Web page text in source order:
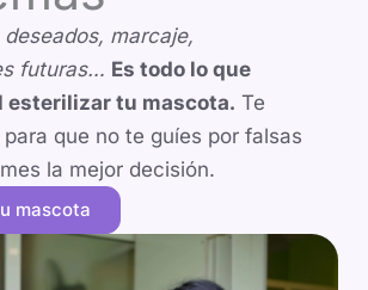
marcaje,
futuras… Es todo lo que
esterilizar tu mascota. Te
que no te guíes por falsas
la mejor decisión.
mascota